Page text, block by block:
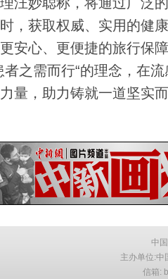
，获取权威、实用的健
安心、更便捷的旅行保
者之需而行“的理念，在
量，助力铸就一道坚实
中
主办单位:中
信箱: